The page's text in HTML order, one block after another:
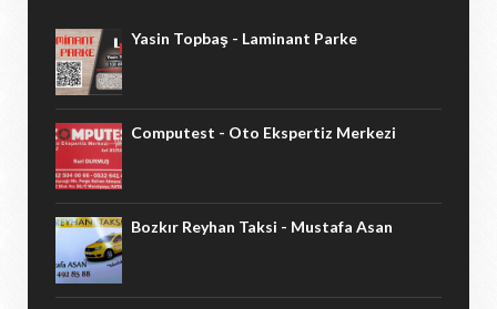
Yasin Topbaş - Laminant Parke
Computest - Oto Ekspertiz Merkezi
Bozkır Reyhan Taksi - Mustafa Asan